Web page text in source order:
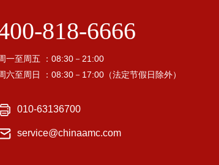
818-6666
一至周五 ：08:30－21:00
六至周日 ：08:30－17:00（法定节假日除外）
010-63136700
service@chinaamc.com